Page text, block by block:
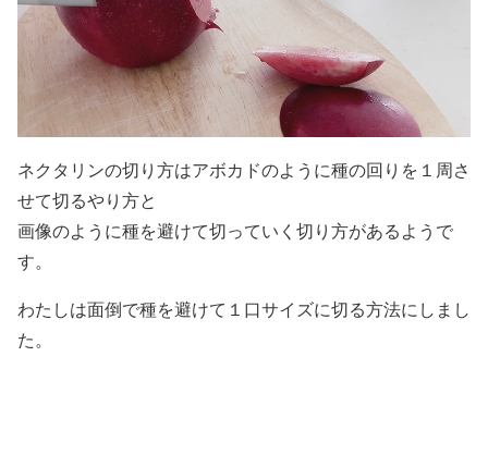
ネクタリンの切り方はアボカドのように種の回りを１周さ
せて切るやり方と
画像のように種を避けて切っていく切り方があるようで
す。
わたしは面倒で種を避けて１口サイズに切る方法にしまし
た。